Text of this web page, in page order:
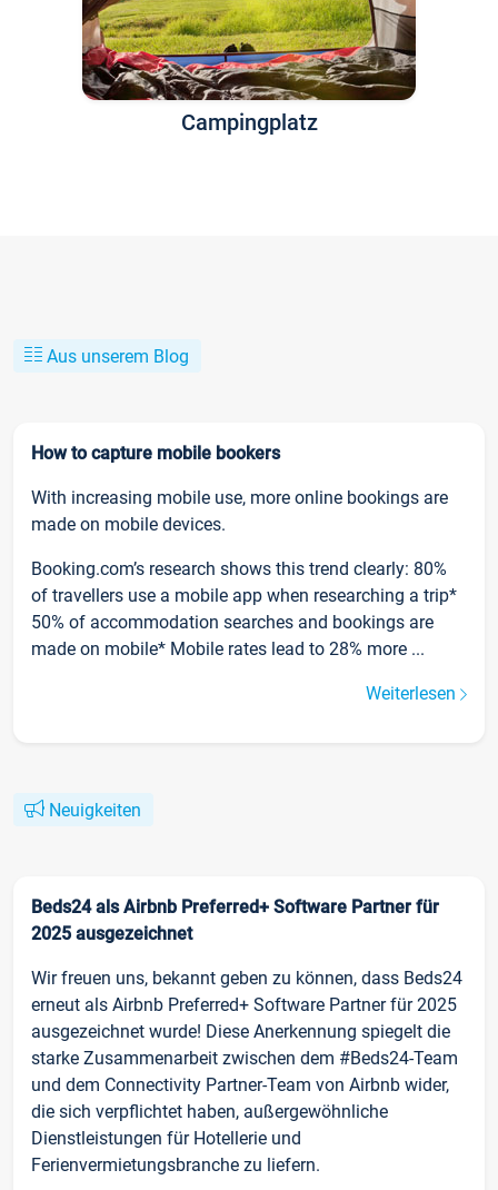
Campingplatz
Aus unserem Blog
How to capture mobile bookers
With increasing mobile use, more online bookings are
made on mobile devices.
Booking.com’s research shows this trend clearly: 80%
of travellers use a mobile app when researching a trip*
50% of accommodation searches and bookings are
made on mobile* Mobile rates lead to 28% more ...
Weiterlesen
Neuigkeiten
Beds24 als Airbnb Preferred+ Software Partner für
2025 ausgezeichnet
Wir freuen uns, bekannt geben zu können, dass Beds24
erneut als Airbnb Preferred+ Software Partner für 2025
ausgezeichnet wurde! Diese Anerkennung spiegelt die
starke Zusammenarbeit zwischen dem #Beds24-Team
und dem Connectivity Partner-Team von Airbnb wider,
die sich verpflichtet haben, außergewöhnliche
Dienstleistungen für Hotellerie und
Ferienvermietungsbranche zu liefern.